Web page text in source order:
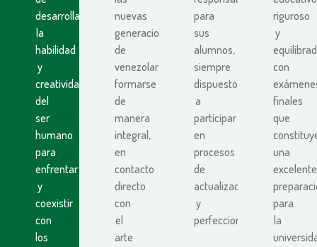
desarrollar
la
habilidad
y
creatividad
del
ser
humano
para
enfrentar
y
coexistir
con
los
nuevas
generaciones
de
venezolanos
formarse
de
manera
integral,
en
contacto
directo
con
el
arte
para
sus
alumnos,
siempre
dispuestos
a
participar
en
procesos
de
actualización
y
perfeccionamiento.
riguroso
y
con
finales
que
una
excelente
para
la